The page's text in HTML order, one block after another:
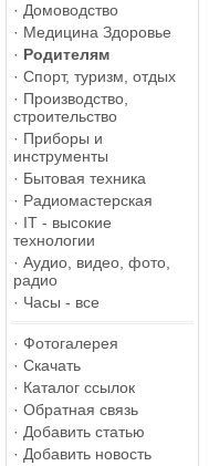
· Домоводство
· Медицина Здоровье
· Родителям
· Спорт, туризм, отдых
· Производство,
строительство
· Приборы и
инструменты
· Бытовая техника
· Радиомастерская
· IT - высокие
технологии
· Аудио, видео, фото,
радио
· Часы - все
· Фотогалерея
· Скачать
· Каталог ссылок
· Обратная связь
· Добавить статью
· Добавить новость